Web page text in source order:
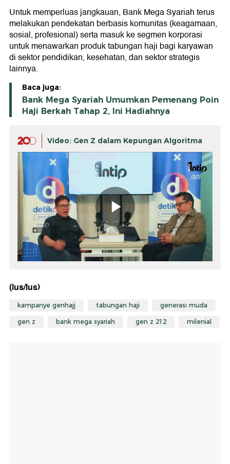
Untuk memperluas jangkauan, Bank Mega Syariah terus
melakukan pendekatan berbasis komunitas (keagamaan,
sosial, profesional) serta masuk ke segmen korporasi
untuk menawarkan produk tabungan haji bagi karyawan
di sektor pendidikan, kesehatan, dan sektor strategis
lainnya.
Baca juga:
Bank Mega Syariah Umumkan Pemenang Poin
Haji Berkah Tahap 2, Ini Hadiahnya
Video: Gen Z dalam Kepungan Algoritma
(lus/lus)
kampanye genhajj tabungan haji generasi muda
gen z bank mega syariah gen z 212 milenial